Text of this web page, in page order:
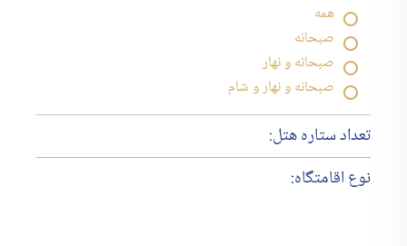
همه
صبحانه
صبحانه و نهار
صبحانه و نهار و شام
تعداد ستاره هتل:
نوع اقامتگاه: